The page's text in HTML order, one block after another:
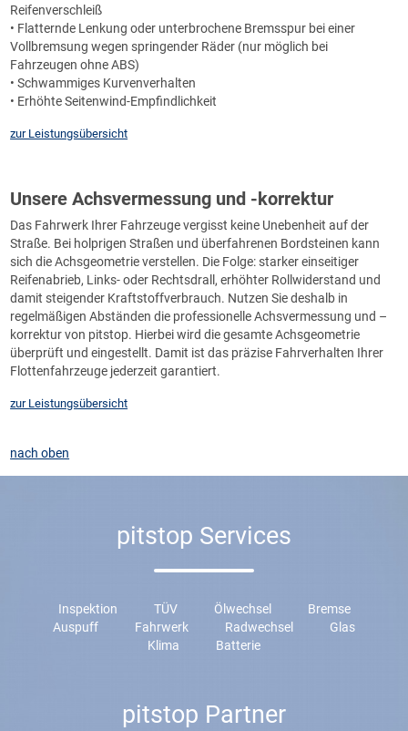
Reifenverschleiß
• Flatternde Lenkung oder unterbrochene Bremsspur bei einer
Vollbremsung wegen springender Räder (nur möglich bei
Fahrzeugen ohne ABS)
• Schwammiges Kurvenverhalten
• Erhöhte Seitenwind-Empfindlichkeit
zur Leistungsübersicht
Unsere Achsvermessung und -korrektur
Das Fahrwerk Ihrer Fahrzeuge vergisst keine Unebenheit auf der
Straße. Bei holprigen Straßen und überfahrenen Bordsteinen kann
sich die Achsgeometrie verstellen. Die Folge: starker einseitiger
Reifenabrieb, Links- oder Rechtsdrall, erhöhter Rollwiderstand und
damit steigender Kraftstoffverbrauch. Nutzen Sie deshalb in
regelmäßigen Abständen die professionelle Achsvermessung und –
korrektur von pitstop. Hierbei wird die gesamte Achsgeometrie
überprüft und eingestellt. Damit ist das präzise Fahrverhalten Ihrer
Flottenfahrzeuge jederzeit garantiert.
zur Leistungsübersicht
nach oben
pitstop Services
Inspektion TÜV Ölwechsel
Bremse
Auspuff
Fahrwerk Radwechsel
Glas
Klima
Batterie
pitstop Partner